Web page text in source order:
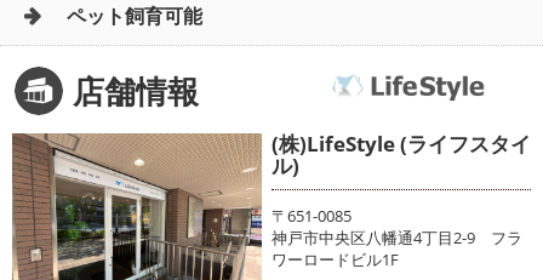
ペット飼育可能
店舗情報
(株)LifeStyle (ライフスタイ
ル)
〒651-0085
神戸市中央区八幡通4丁目2-9 フラ
ワーロードビル1F